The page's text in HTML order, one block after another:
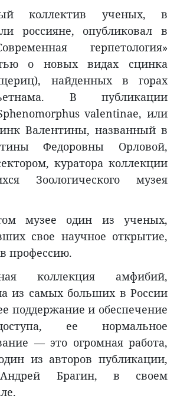
коллектив ученых, в
россияне, опубликовал в
герпетология»
о новых видах сцинка
найденных в горах
В публикации
valentinae, или
Валентины, названный в
Федоровны Орловой,
куратора коллекции
Зоологического музея
музее один из ученых,
свое научное открытие,
профессию.
коллекция амфибий,
из самых больших в России
поддержание и обеспечение
ее нормальное
— это огромная работа,
из авторов публикации,
Андрей Брагин, в своем